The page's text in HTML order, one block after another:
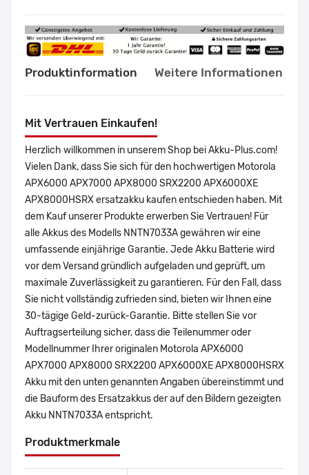
Produktinformation Weitere Informationen
Mit Vertrauen Einkaufen!
Herzlich willkommen in unserem Shop bei Akku-Plus.com!
Vielen Dank, dass Sie sich für den hochwertigen Motorola
APX6000 APX7000 APX8000 SRX2200 APX6000XE
APX8000HSRX ersatzakku kaufen entschieden haben. Mit
dem Kauf unserer Produkte erwerben Sie Vertrauen! Für
alle Akkus des Modells NNTN7033A gewähren wir eine
umfassende einjährige Garantie. Jede Akku Batterie wird
vor dem Versand gründlich aufgeladen und geprüft, um
maximale Zuverlässigkeit zu garantieren. Für den Fall, dass
Sie nicht vollständig zufrieden sind, bieten wir Ihnen eine
30-tägige Geld-zurück-Garantie. Bitte stellen Sie vor
Auftragserteilung sicher, dass die Teilenummer oder
Modellnummer Ihrer originalen Motorola APX6000
APX7000 APX8000 SRX2200 APX6000XE APX8000HSRX
Akku mit den unten genannten Angaben übereinstimmt und
die Bauform des Ersatzakkus der auf den Bildern gezeigten
Akku NNTN7033A entspricht.
Produktmerkmale